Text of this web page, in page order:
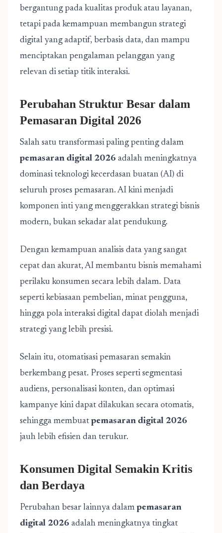
bergantung pada kualitas produk atau layanan,
tetapi pada kemampuan membangun strategi
digital yang adaptif, berbasis data, dan mampu
menciptakan pengalaman pelanggan yang
relevan di setiap titik interaksi.
Perubahan Struktur Besar dalam
Pemasaran Digital 2026
Salah satu transformasi paling penting dalam
pemasaran digital 2026 adalah meningkatnya
dominasi teknologi kecerdasan buatan (AI) di
seluruh proses pemasaran. AI kini menjadi
komponen inti yang menggerakkan strategi bisnis
modern, bukan sekadar alat pendukung.
Dengan kemampuan analisis data yang sangat
cepat dan akurat, AI membantu bisnis memahami
perilaku konsumen secara lebih dalam. Data
seperti kebiasaan pembelian, minat pengguna,
hingga pola interaksi digital dapat diolah menjadi
strategi yang lebih presisi.
Selain itu, otomatisasi pemasaran semakin
berkembang pesat. Proses seperti segmentasi
audiens, personalisasi konten, dan optimasi
kampanye kini dapat dilakukan secara otomatis,
sehingga membuat pemasaran digital 2026
jauh lebih efisien dan terukur.
Konsumen Digital Semakin Kritis
dan Berdaya
Perubahan besar lainnya dalam pemasaran
digital 2026 adalah meningkatnya tingkat